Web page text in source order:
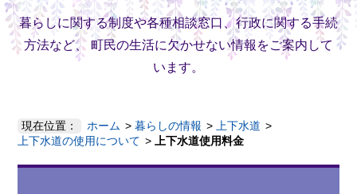
暮らしに関する制度や各種相談窓口、行政に関する手続
方法など、 町民の生活に欠かせない情報をご案内して
います。
現在位置： ホーム 暮らしの情報
上下水道
上下水道の使用について
上下水道使用料金